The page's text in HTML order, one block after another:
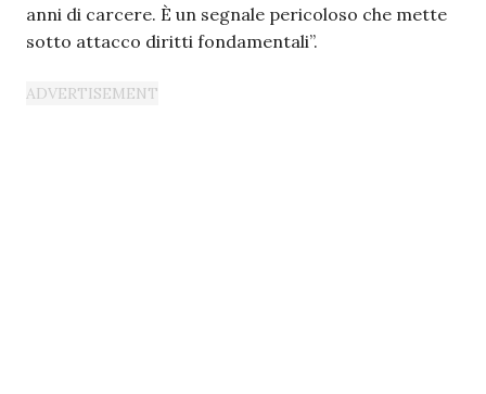
anni di carcere. È un segnale pericoloso che mette
sotto attacco diritti fondamentali”.